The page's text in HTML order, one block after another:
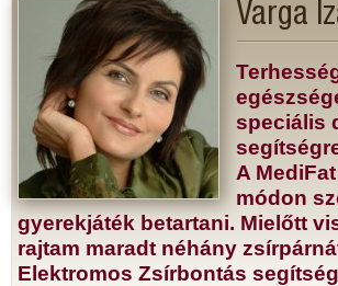
Varga
speciális
A
módon
gyerekjáték betartani. Mielőtt
rajtam maradt néhány
Elektromos Zsírbontás